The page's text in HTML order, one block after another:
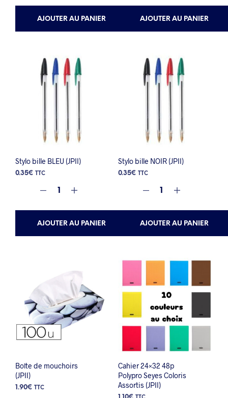
AJOUTER AU PANIER AJOUTER AU PANIER
Stylo bille BLEU (JPII)
0.35€ TTC
AJOUTER AU PANIER
Stylo bille NOIR (JPII)
0.35€ TTC
AJOUTER AU PANIER
Boîte de mouchoirs
(JPII)
1.90€ TTC
Cahier 24×32 48p
Polypro Seyes Coloris
Assortis (JPII)